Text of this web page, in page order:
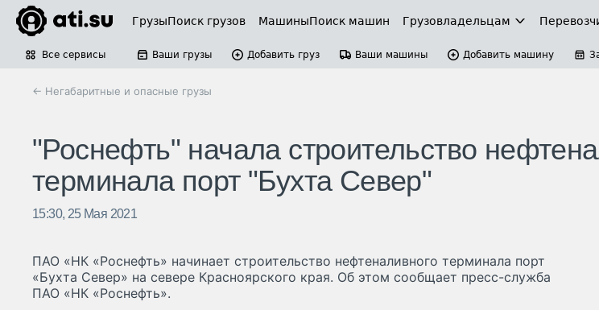
ГрузыПоиск грузов МашиныПоиск машин Грузовладельцам
Все сервисы Ваши грузы Добавить груз Ваши машины Добавить машину
← Негабаритные и опасные грузы
"Роснефть" начала строительство
терминала порт "Бухта Север"
15:30, 25 Мая 2021
ПАО «НК «Роснефть» начинает строительство нефтеналивного терминала порт
«Бухта Север» на севере Красноярского края. Об этом сообщает пресс-служба
ПАО «НК «Роснефть».